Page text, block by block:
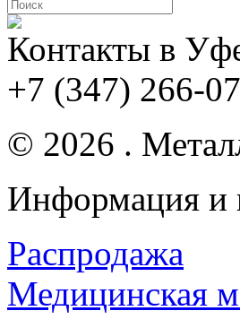
Контакты в
+7 (347) 266-
© 2026 .
Информация и
Распродажа
Медицинская